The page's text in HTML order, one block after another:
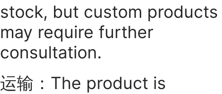
stock, but custom products
may require further
consultation.
运输：The product is